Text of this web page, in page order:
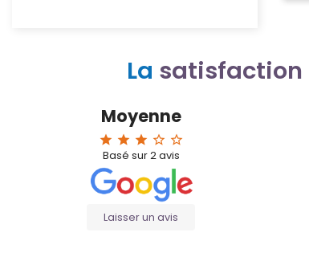
La satisfaction
Moyenne
star star star star_border star_border
Basé sur2avis
Laisser un avis